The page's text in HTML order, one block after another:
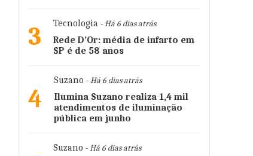
3 Tecnologia - Há 6 dias atrás
Rede D’Or: média de infarto em
SP é de 58 anos
4
Suzano - Há 6 dias atrás
Ilumina Suzano realiza 1,4 mil
atendimentos de iluminação
pública em junho
Suzano - Há 6 dias atrás